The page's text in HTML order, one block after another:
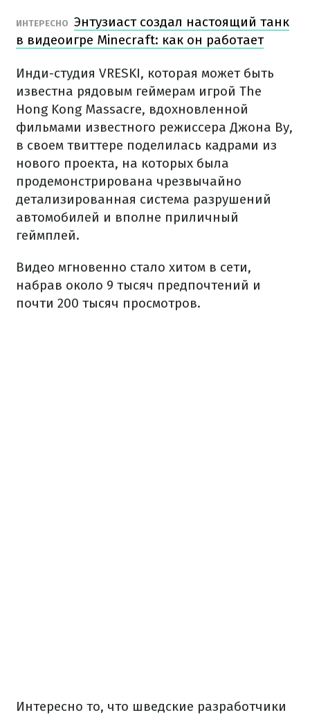
ИНТЕРЕСНО Энтузиаст создал настоящий танк
в видеоигре Minecraft: как он работает
Инди-студия VRESKI, которая может быть
известна рядовым геймерам игрой The
Hong Kong Massacre, вдохновленной
фильмами известного режиссера Джона Ву,
в своем твиттере поделилась кадрами из
нового проекта, на которых была
продемонстрирована чрезвычайно
детализированная система разрушений
автомобилей и вполне приличный
геймплей.
Видео мгновенно стало хитом в сети,
набрав около 9 тысяч предпочтений и
почти 200 тысяч просмотров.
Интересно то, что шведские разработчики